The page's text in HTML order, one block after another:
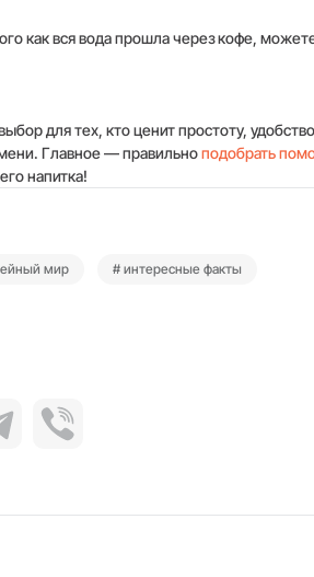
как вся вода прошла через кофе,
для тех, кто ценит простоту,
Главное — правильноподобрать
напитка!
мир # интересные факты